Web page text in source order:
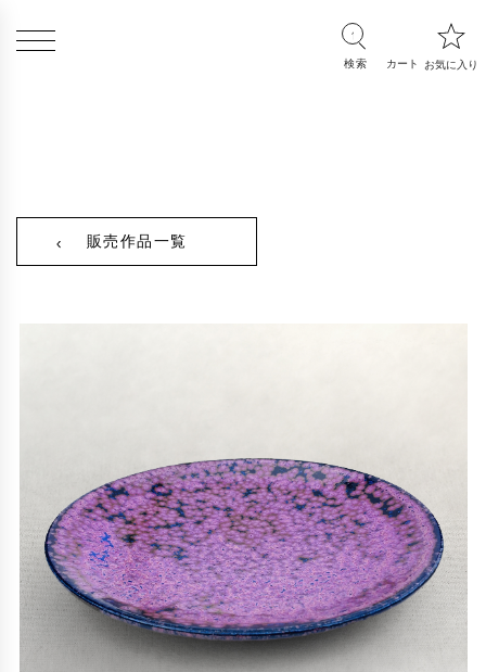
販売作品一覧